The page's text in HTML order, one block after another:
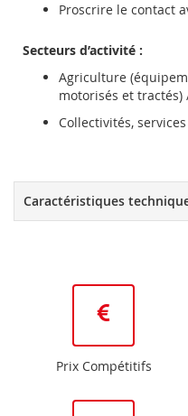
Proscrire le contact
Secteurs d’activité :
Agriculture
motorisés et
Collectivités,
Caractéristiques
Prix Compétitifs